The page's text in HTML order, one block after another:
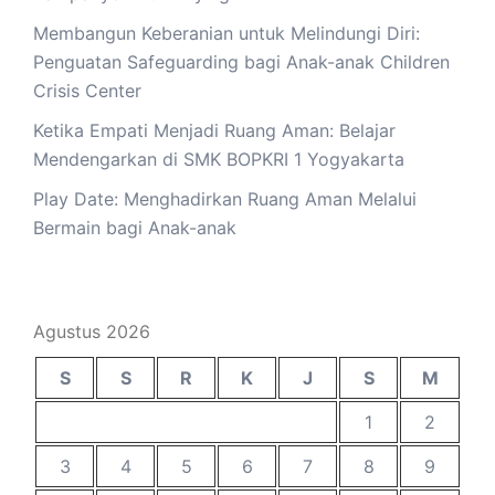
Membangun Keberanian untuk Melindungi Diri:
Penguatan Safeguarding bagi Anak-anak Children
Crisis Center
Ketika Empati Menjadi Ruang Aman: Belajar
Mendengarkan di SMK BOPKRI 1 Yogyakarta
Play Date: Menghadirkan Ruang Aman Melalui
Bermain bagi Anak-anak
Agustus 2026
S S R K J S
M
1
2
3
4 5 6 7 8 9